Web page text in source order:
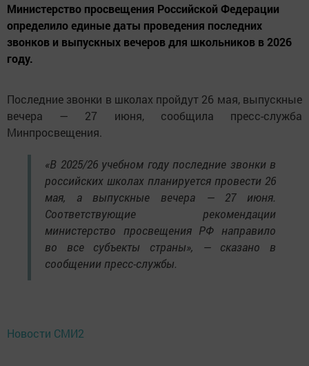
Министерство просвещения Российской Федерации
определило единые даты проведения последних
звонков и выпускных вечеров для школьников в 2026
году.
Последние звонки в школах пройдут 26 мая, выпускные
вечера — 27 июня, сообщила пресс-служба
Минпросвещения.
«В 2025/26 учебном году последние звонки в
российских школах планируется провести 26
мая, а выпускные вечера — 27 июня.
Соответствующие рекомендации
министерство просвещения РФ направило
во все субъекты страны», — сказано в
сообщении пресс-службы.
Новости СМИ2